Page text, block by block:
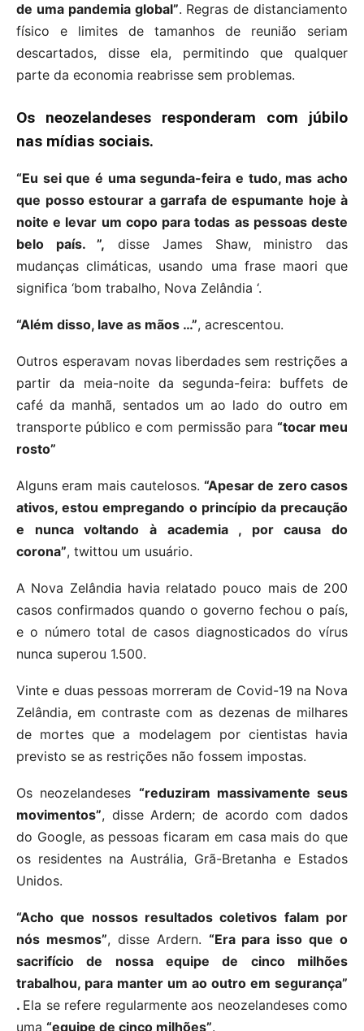
de uma pandemia global”. Regras de distanciamento
físico e limites de tamanhos de reunião seriam
descartados, disse ela, permitindo que qualquer
parte da economia reabrisse sem problemas.
Os neozelandeses responderam com júbilo
nas mídias sociais.
“Eu sei que é uma segunda-feira e tudo, mas acho
que posso estourar a garrafa de espumante hoje à
noite e levar um copo para todas as pessoas deste
belo país. ”, disse James Shaw, ministro das
mudanças climáticas, usando uma frase maori que
significa ‘bom trabalho, Nova Zelândia ‘.
“Além disso, lave as mãos …”, acrescentou.
Outros esperavam novas liberdades sem restrições a
partir da meia-noite da segunda-feira: buffets de
café da manhã, sentados um ao lado do outro em
transporte público e com permissão para “tocar meu
rosto”
Alguns eram mais cautelosos. “Apesar de zero casos
ativos, estou empregando o princípio da precaução
e nunca voltando à academia , por causa do
corona”, twittou um usuário.
A Nova Zelândia havia relatado pouco mais de 200
casos confirmados quando o governo fechou o país,
e o número total de casos diagnosticados do vírus
nunca superou 1.500.
Vinte e duas pessoas morreram de Covid-19 na Nova
Zelândia, em contraste com as dezenas de milhares
de mortes que a modelagem por cientistas havia
previsto se as restrições não fossem impostas.
Os neozelandeses “reduziram massivamente seus
movimentos”, disse Ardern; de acordo com dados
do Google, as pessoas ficaram em casa mais do que
os residentes na Austrália, Grã-Bretanha e Estados
Unidos.
“Acho que nossos resultados coletivos falam por
nós mesmos”, disse Ardern. “Era para isso que o
sacrifício de nossa equipe de cinco milhões
trabalhou, para manter um ao outro em segurança”
. Ela se refere regularmente aos neozelandeses como
uma “equipe de cinco milhões”.